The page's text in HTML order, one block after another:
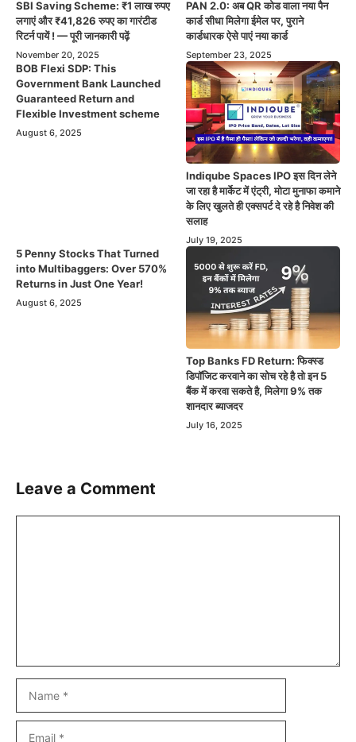
SBI Saving Scheme: ₹1 लाख रुपए
लगाएं और ₹41,826 रुपए का गारंटीड
रिटर्न पायें ! — पूरी जानकारी पढ़ें
November 20, 2025
PAN 2.0: अब QR कोड वाला नया पैन
कार्ड सीधा मिलेगा ईमेल पर, पुराने
कार्डधारक ऐसे पाएं नया कार्ड
September 23, 2025
BOB Flexi SDP: This
Government Bank Launched
Guaranteed Return and
Flexible Investment scheme
August 6, 2025
Indiqube Spaces IPO इस दिन लेने
जा रहा है मार्केट में एंट्री, मोटा मुनाफा कमाने
के लिए खुलते ही एक्सपर्ट दे रहे है निवेश की
सलाह
July 19, 2025
5 Penny Stocks That Turned
into Multibaggers: Over 570%
Returns in Just One Year!
August 6, 2025
Top Banks FD Return: फिक्स्ड
डिपॉजिट करवाने का सोच रहे है तो इन 5
बैंक में करवा सकते है, मिलेगा 9% तक
शानदार ब्याजदर
July 16, 2025
Leave a Comment